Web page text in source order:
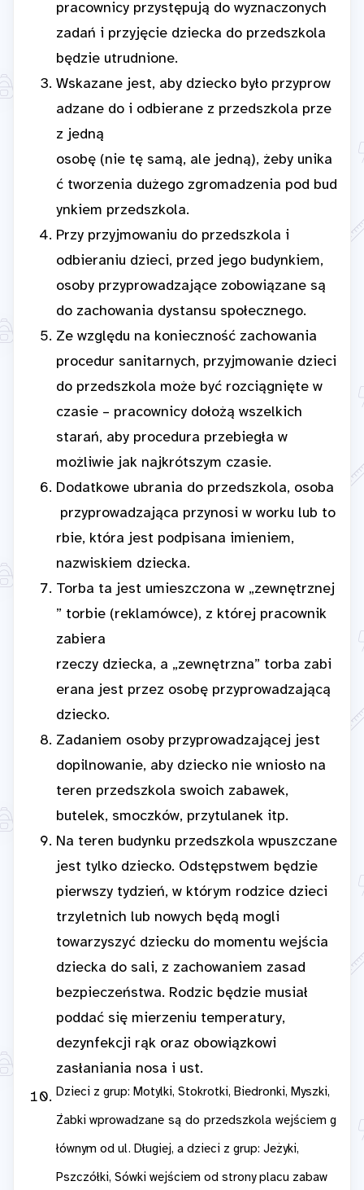
pracownicy przystępują do wyznaczonych
zadań i przyjęcie dziecka do przedszkola
będzie utrudnione.
Wskazane jest, aby dziecko było przyprow
adzane do i odbierane z przedszkola prze
z jedną
osobę (nie tę samą, ale jedną), żeby unika
ć tworzenia dużego zgromadzenia pod bud
ynkiem przedszkola.
Przy przyjmowaniu do przedszkola i
odbieraniu dzieci, przed jego budynkiem,
osoby przyprowadzające zobowiązane są
do zachowania dystansu społecznego.
Ze względu na konieczność zachowania
procedur sanitarnych, przyjmowanie dzieci
do przedszkola może być rozciągnięte w
czasie – pracownicy dołożą wszelkich
starań, aby procedura przebiegła w
możliwie jak najkrótszym czasie.
Dodatkowe ubrania do przedszkola, osoba
przyprowadzająca przynosi w worku lub to
rbie, która jest podpisana imieniem,
nazwiskiem dziecka.
Torba ta jest umieszczona w „zewnętrznej
” torbie (reklamówce), z której pracownik
zabiera
rzeczy dziecka, a „zewnętrzna” torba zabi
erana jest przez osobę przyprowadzającą
dziecko.
Zadaniem osoby przyprowadzającej jest
dopilnowanie, aby dziecko nie wniosło na
teren przedszkola swoich zabawek,
butelek, smoczków, przytulanek itp.
Na teren budynku przedszkola wpuszczane
jest tylko dziecko. Odstępstwem będzie
pierwszy tydzień, w którym rodzice dzieci
trzyletnich lub nowych będą mogli
towarzyszyć dziecku do momentu wejścia
dziecka do sali, z zachowaniem zasad
bezpieczeństwa. Rodzic będzie musiał
poddać się mierzeniu temperatury,
dezynfekcji rąk oraz obowiązkowi
zasłaniania nosa i ust.
Dzieci z grup: Motylki, Stokrotki, Biedronki, Myszki,
Żabki wprowadzane są do przedszkola wejściem g
łównym od ul. Długiej, a dzieci z grup: Jeżyki,
Pszczółki, Sówki wejściem od strony placu zabaw